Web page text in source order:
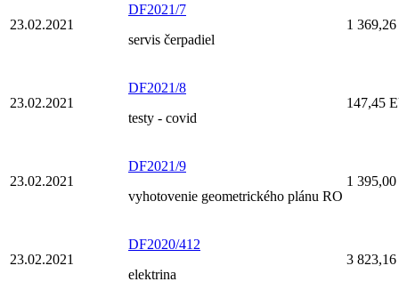
23.02.2021
DF2021/7
servis čerpadiel
1
23.02.2021
DF2021/8
testy - covid
147,45
23.02.2021
DF2021/9
vyhotovenie geometrického plánu RO
1
23.02.2021
DF2020/412
elektrina
3